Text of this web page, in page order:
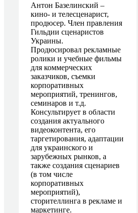
Антон Базелинский –
кино- и телесценарист,
продюсер. Член правления
Гильдии сценаристов
Украины.
Продюсировал рекламные
ролики и учебные фильмы
для коммерческих
заказчиков, съемки
корпоративных
мероприятий, тренингов,
семинаров и т.д.
Консультирует в области
создания актуального
видеоконтента, его
таргетирования, адаптации
для украинского и
зарубежных рынков, а
также создания сценариев
(в том числе
корпоративных
мероприятий),
сторителлинга в рекламе и
маркетинге.